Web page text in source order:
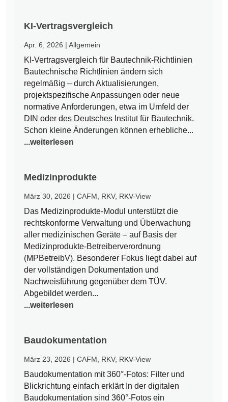
KI-Vertragsvergleich
Apr. 6, 2026 |Allgemein
KI-Vertragsvergleich für Bautechnik-Richtlinien
Bautechnische Richtlinien ändern sich
regelmäßig – durch Aktualisierungen,
projektspezifische Anpassungen oder neue
normative Anforderungen, etwa im Umfeld der
DIN oder des Deutsches Institut für Bautechnik.
Schon kleine Änderungen können erhebliche...
...weiterlesen
Medizinprodukte
März 30, 2026 |CAFM RKV, RKV-View
Das Medizinprodukte-Modul unterstützt die
rechtskonforme Verwaltung und Überwachung
aller medizinischen Geräte – auf Basis der
Medizinprodukte-Betreiberverordnung
(MPBetreibV). Besonderer Fokus liegt dabei auf
der vollständigen Dokumentation und
Nachweisführung gegenüber dem TÜV.
Abgebildet werden...
...weiterlesen
Baudokumentation
März 23, 2026 |CAFM RKV, RKV-View
Baudokumentation mit 360°-Fotos: Filter und
Blickrichtung einfach erklärt In der digitalen
Baudokumentation sind 360°-Fotos ein